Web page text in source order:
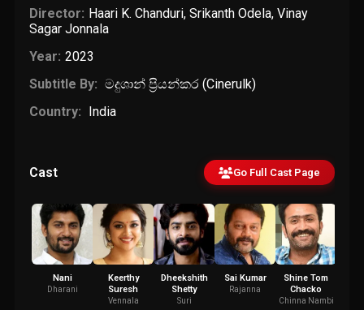
Director: Haari K. Chanduri, Srikanth Odela, Vinay
Sagar Jonnala
Year: 2023
Subtitle By: මදුශාන් ප්‍රියන්කර (Cinerulk)
Country:
India
Cast Go Full Cast Page
Nani
Dharani
Keerthy
Suresh
Vennala
Dheekshith
Shetty
Suri
Sai Kumar
Rajanna
Shine Tom
Chacko
Chinna Nambi